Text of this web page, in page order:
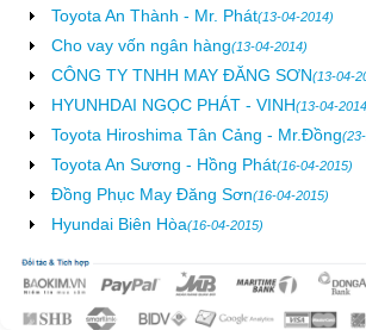
Toyota An Thành - Mr. Phát(13-04-2014)
Cho vay vốn ngân hàng(13-04-2014)
CÔNG TY TNHH MAY ĐĂNG SƠN(13-04-
HYUNHDAI NGỌC PHÁT - VINH(13-04-
Toyota Hiroshima Tân Cảng - Mr.Đồng
Toyota An Sương - Hồng Phát(16-04-2015)
Đồng Phục May Đăng Sơn(16-04-2015)
Hyundai Biên Hòa(16-04-2015)